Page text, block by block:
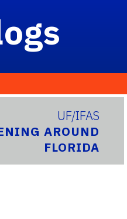
UF/IFAS
AROUND
FLORIDA